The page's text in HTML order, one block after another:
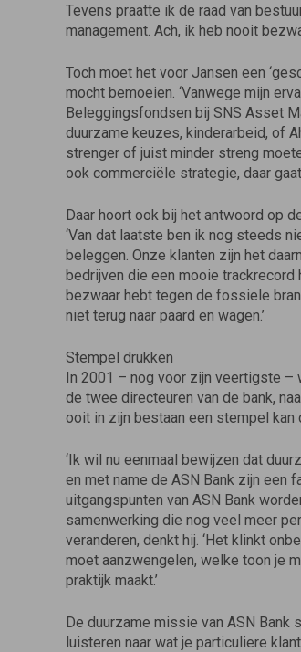
Tevens praatte ik de raad van
management. Ach, ik heb nooit
Toch moet het voor Jansen een
mocht bemoeien. ‘Vanwege mijn
Beleggingsfondsen bij SNS Asset
duurzame keuzes, kinderarbeid, of
strenger of juist minder streng
ook commerciële strategie, daar gaat
Daar hoort ook bij het antwoord op
‘Van dat laatste ben ik nog steeds
beleggen. Onze klanten zijn het
bedrijven die een mooie
bezwaar hebt tegen de fossiele
niet terug naar paard en wagen.’
Stempel drukken
In 2001 – nog voor zijn veertigste –
de twee directeuren van de bank,
ooit in zijn bestaan een stempel kan
‘Ik wil nu eenmaal bewijzen dat
en met name de ASN Bank zijn een
uitgangspunten van ASN Bank
samenwerking die nog veel meer
veranderen, denkt hij. ‘Het klinkt
moet aanzwengelen, welke toon je
praktijk maakt.’
De duurzame missie van ASN Bank
luisteren naar wat je particuliere